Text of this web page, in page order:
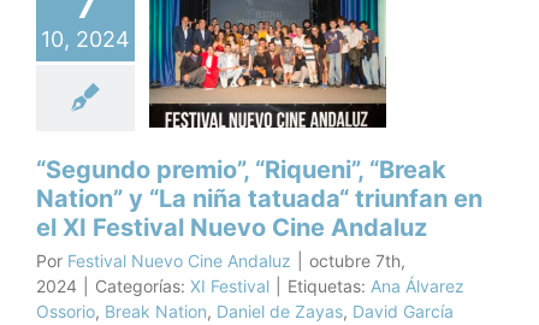
10, 2024
Nation”
niña
Nuevo
Andaluz
Festival
“Segundo premio”, “Riqueni”, “Break
Nation” y “La niña tatuada“ triunfan en
el XI Festival Nuevo Cine Andaluz
Por Festival Nuevo Cine Andaluz
octubre 7th,
2024
Categorías: XI Festival Etiquetas: Ana Álvarez
Ossorio, Break Nation, Daniel de Zayas, David García